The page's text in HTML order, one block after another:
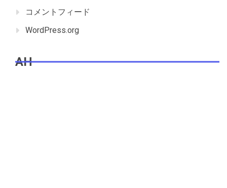
コメントフィード
WordPress.org
AH